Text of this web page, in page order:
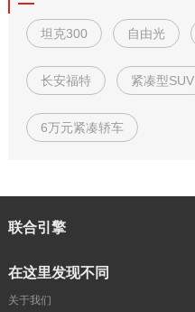
坦克300 自由光
长安福特 紧凑型SUV
6万元紧凑轿车
联合引擎
在这里发现不同
关于我们